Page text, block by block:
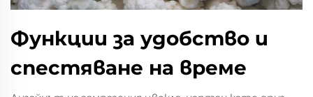
Функции за удобство и
спестяване на време